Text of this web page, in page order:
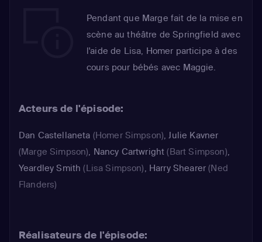
Pendant que Marge fait de la mise en
scène au théâtre de Springfield avec
l'aide de Lisa, Homer participe à des
cours pour bébés avec Maggie.
Acteurs de l'épisode:
Dan Castellaneta (Homer Simpson),Julie Kavner
(Marge Simpson), Nancy Cartwright (Bart Simpson),
Yeardley Smith (Lisa Simpson), Harry Shearer (Ned
Flanders)
Réalisateurs de l'épisode: